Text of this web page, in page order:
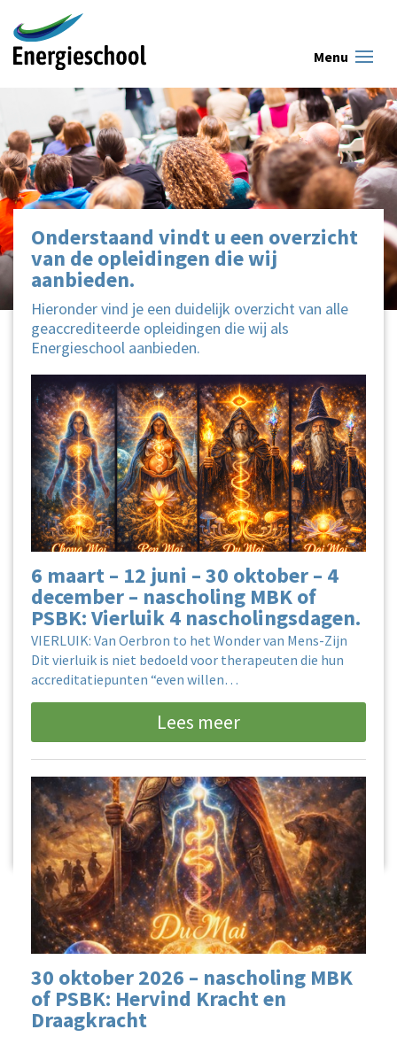
Onderstaand vindt u een overzicht
van de opleidingen die wij
aanbieden.
Hieronder vind je een duidelijk overzicht van alle
geaccrediteerde opleidingen die wij als
Energieschool aanbieden.
6 maart – 12 juni – 30 oktober – 4
december – nascholing MBK of
PSBK: Vierluik 4 nascholingsdagen.
VIERLUIK: Van Oerbron to het Wonder van Mens-Zijn
Dit vierluik is niet bedoeld voor therapeuten die hun
accreditatiepunten “even willen…
Lees meer
30 oktober 2026 – nascholing MBK
of PSBK: Hervind Kracht en
Draagkracht